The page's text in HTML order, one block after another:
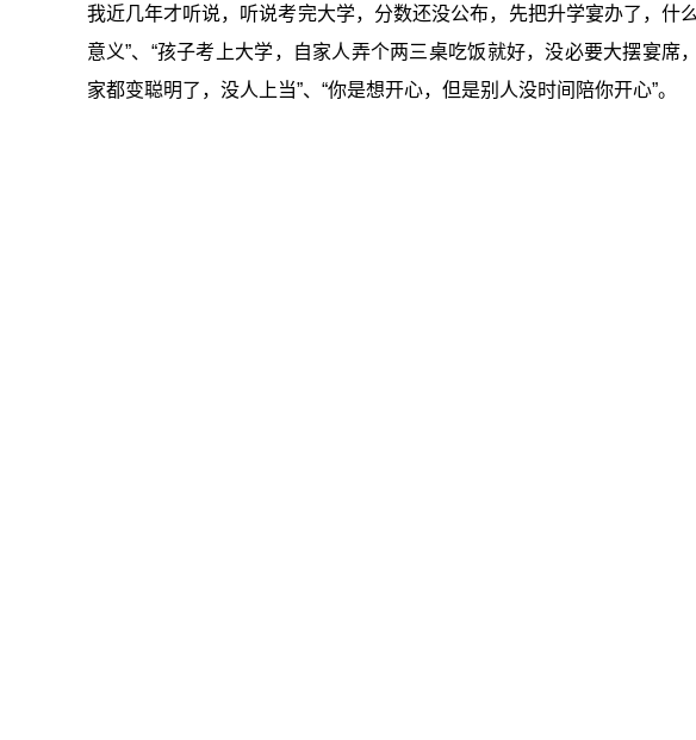
我近几年才听说，听说考完大学，分数还没公布，先把升学宴办了，什
意义”、“孩子考上大学，自家人弄个两三桌吃饭就好，没必要大摆宴席
家都变聪明了，没人上当”、“你是想开心，但是别人没时间陪你开心”。